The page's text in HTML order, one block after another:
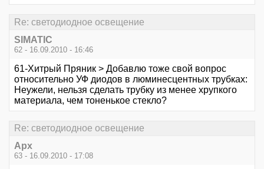
Re: светодиодное освещение
SIMATIC
62 - 16.09.2010 - 16:46
61-Хитрый Пряник > Добавлю тоже свой вопрос
относительно УФ диодов в люминесцентных трубках:
Неужели, нельзя сделать трубку из менее хрупкого
материала, чем тоненькое стекло?
Re: светодиодное освещение
Арх
63 - 16.09.2010 - 17:08